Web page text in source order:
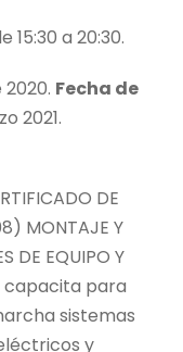
15:30 a 20:30.
Fecha de
2021.
DE
MONTAJE Y
DE EQUIPO Y
capacita para
sistemas
y